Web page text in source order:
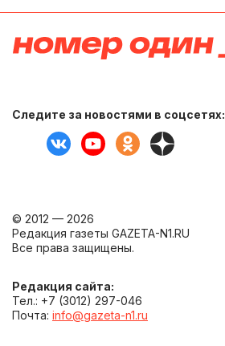
Следите за новостями в соцсетях:
© 2012 — 2026
Редакция газеты GAZETA-N1.RU
Все права защищены.
Редакция сайта:
Тел.: +7 (3012) 297-046
Почта: info@gazeta-n1.ru